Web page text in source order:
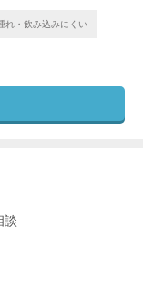
れ・飲み込みにくい
談